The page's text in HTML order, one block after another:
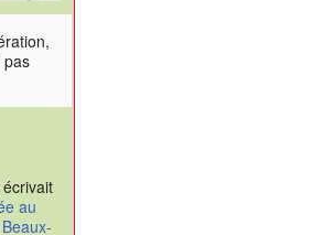
pas
au